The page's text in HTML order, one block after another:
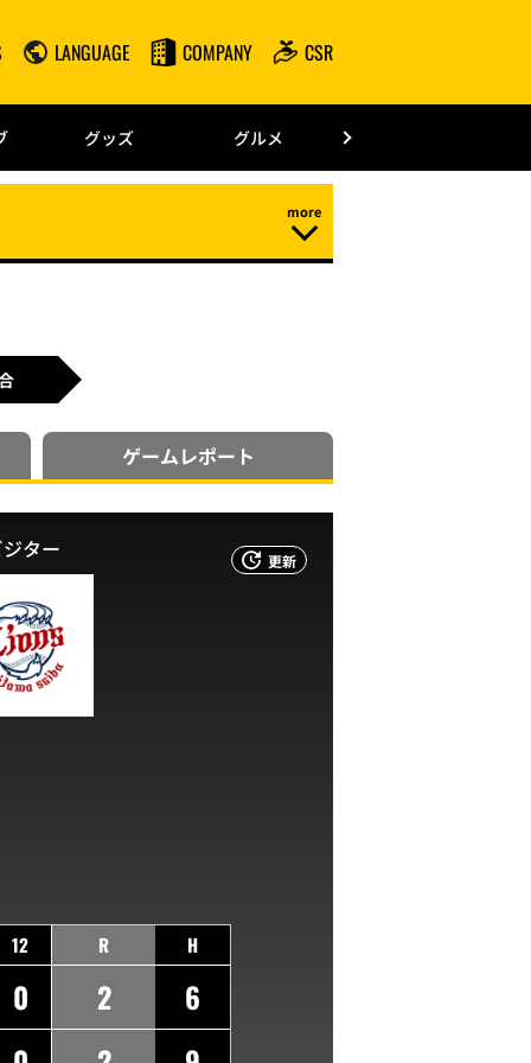
LANGUAGE COMPANY CSR
グッズ グルメ
ゲームレポート
更新
ター
12
0
R H
2
6